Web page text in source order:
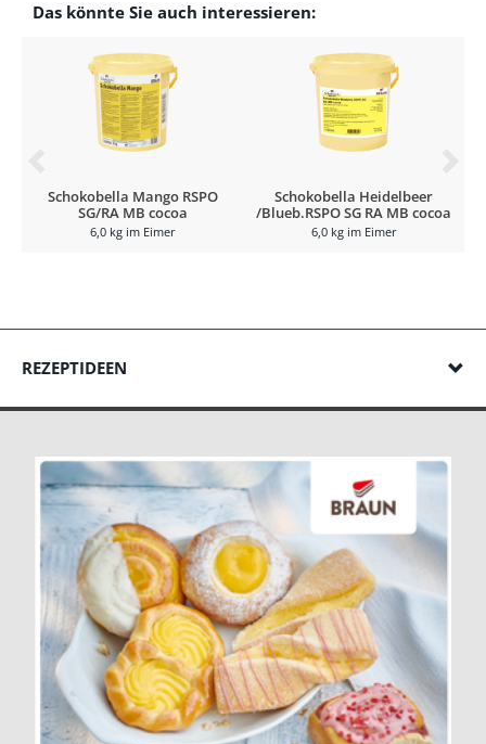
Das könnte Sie auch interessieren:
Schokobella Mango RSPO
SG/RA MB cocoa
6,0 kg im Eimer
Schokobella Heidelbeer
/Blueb.RSPO SG RA MB cocoa
6,0 kg im Eimer
REZEPTIDEEN